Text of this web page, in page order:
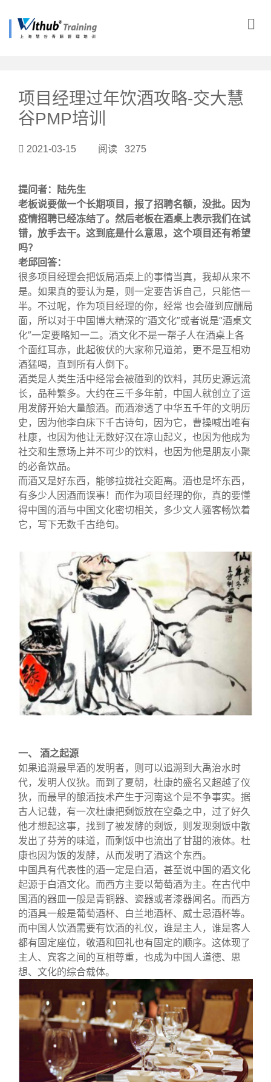
项目经理过年饮酒攻略-交大慧
谷PMP培训
2021-03-15 阅读 3275
提问者：陆先生
老板说要做一个长期项目，报了招聘名额，没批。因为
疫情招聘已经冻结了。然后老板在酒桌上表示我们在试
错，放手去干。这到底是什么意思，这个项目还有希望
吗？
老邱回答：
很多项目经理会把饭局酒桌上的事情当真，我却从来不
是。如果真的要认为是，则一定要告诉自己，只能信一
半。不过呢，作为项目经理的你，经常 也会碰到应酬局
面，所以对于中国博大精深的“酒文化”或者说是“酒桌文
化”一定要略知一二。酒文化不是一帮子人在酒桌上各
个面红耳赤，此起彼伏的大家称兄道弟，更不是互相劝
酒猛喝，直到所有人倒下。
酒类是人类生活中经常会被碰到的饮料，其历史源远流
长，品种繁多。大约在三千多年前，中国人就创立了运
用发酵开始大量酿酒。而酒渗透了中华五千年的文明历
史，因为他李白床下千古诗句，因为它，曹操喊出唯有
杜康，也因为他让无数好汉在凉山起义，也因为他成为
社交和生意场上并不可少的饮料，也因为他是朋友小聚
的必备饮品。
而酒又是好东西，能够拉拢社交距离。酒也是坏东西，
有多少人因酒而误事！而作为项目经理的你，真的要懂
得中国的酒与中国文化密切相关，多少文人骚客畅饮着
它，写下无数千古绝句。
一、 酒之起源
如果追溯最早酒的发明者，则可以追溯到大禹治水时
代，发明人仪狄。而到了夏朝，杜康的盛名又超越了仪
狄，而最早的酿酒技术产生于河南这个是不争事实。据
古人记载，有一次杜康把剩饭放在空桑之中，过了好久
他才想起这事，找到了被发酵的剩饭，则发现剩饭中散
发出了芬芳的味道，而剩饭中也流出了甘甜的液体。杜
康也因为饭的发酵，从而发明了酒这个东西。
中国具有代表性的酒一定是白酒，甚至说中国的酒文化
起源于白酒文化。而西方主要以葡萄酒为主。在古代中
国酒的器皿一般是青铜器、瓷器或者漆器闻名。而西方
的酒具一般是葡萄酒杯、白兰地酒杯、威士忌酒杯等。
而中国人饮酒需要有饮酒的礼仪，谁是主人，谁是客人
都有固定座位，敬酒和回礼也有固定的顺序。这体现了
主人、宾客之间的互相尊重，也成为中国人道德、思
想、文化的综合载体。